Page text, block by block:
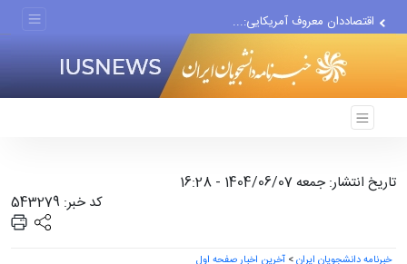
اقتصاددان معروف آمریکایی:...
تاریخ انتشار: جمعه 1404/06/07 - 16:28
کد خبر: 543279
خبرنامه دانشجویان ایران> آخرین اخبار صفحه اول